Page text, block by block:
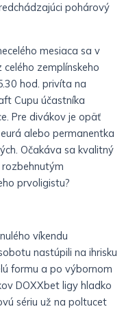
pohárový
mesiaca sa v
zemplínskeho
hod. privíta na
Cupu účastníka
Pre divákov je opäť
alebo permanentka
Očakáva sa kvalitný
prvoligistu?
víkendu
nastúpili na ihrisku
formu a po výbornom
DOXXbet ligy hladko
sériu už na poltucet